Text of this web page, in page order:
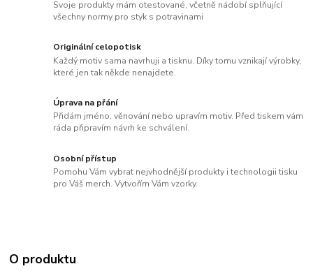
Svoje produkty mám otestované, včetně nádobí splňující
všechny normy pro styk s potravinami
Originální celopotisk
Každý motiv sama navrhuji a tisknu. Díky tomu vznikají výrobky,
které jen tak někde nenajdete.
Úprava na přání
Přidám jméno, věnování nebo upravím motiv. Před tiskem vám
ráda připravím návrh ke schválení.
Osobní přístup
Pomohu Vám vybrat nejvhodnější produkty i technologii tisku
pro Váš merch. Vytvořím Vám vzorky.
O produktu